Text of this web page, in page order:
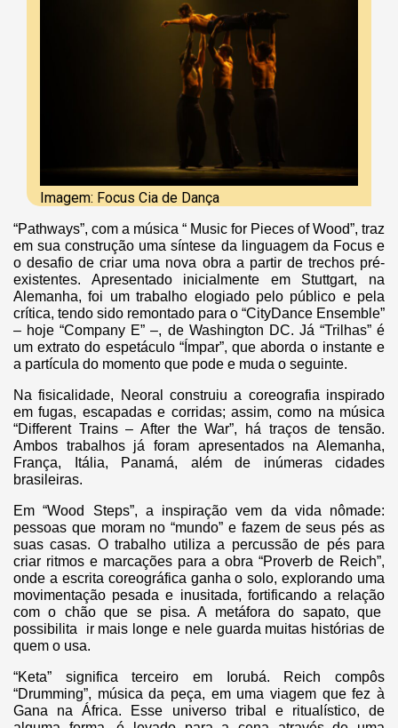
Imagem: Focus Cia de Dança
“Pathways”, com a música “ Music for Pieces of Wood”, traz
em sua construção uma síntese da linguagem da Focus e
o desafio de criar uma nova obra a partir de trechos pré-
existentes. Apresentado inicialmente em Stuttgart, na
Alemanha, foi um trabalho elogiado pelo público e pela
crítica, tendo sido remontado para o “CityDance Ensemble”
– hoje “Company E” –, de Washington DC. Já “Trilhas” é
um extrato do espetáculo “Ímpar”, que aborda o instante e
a partícula do momento que pode e muda o seguinte.
Na fisicalidade, Neoral construiu a coreografia inspirado
em fugas, escapadas e corridas; assim, como na música
“Different Trains – After the War”, há traços de tensão.
Ambos trabalhos já foram apresentados na Alemanha,
França, Itália, Panamá, além de inúmeras cidades
brasileiras.
Em “Wood Steps”, a inspiração vem da vida nômade:
pessoas que moram no “mundo” e fazem de seus pés as
suas casas. O trabalho utiliza a percussão de pés para
criar ritmos e marcações para a obra “Proverb de Reich”,
onde a escrita coreográfica ganha o solo, explorando uma
movimentação pesada e inusitada, fortificando a relação
com o chão que se pisa. A metáfora do sapato, que
possibilita ir mais longe e nele guarda muitas histórias de
quem o usa.
“Keta” significa terceiro em Iorubá. Reich compôs
“Drumming”, música da peça, em uma viagem que fez à
Gana na África. Esse universo tribal e ritualístico, de